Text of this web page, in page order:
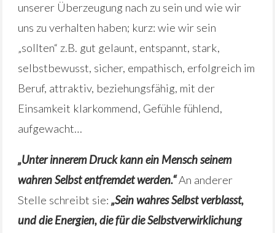
unserer Überzeugung nach zu sein und wie wir
uns zu verhalten haben; kurz: wie wir sein
„sollten“ z.B. gut gelaunt, entspannt, stark,
selbstbewusst, sicher, empathisch, erfolgreich im
Beruf, attraktiv, beziehungsfähig, mit der
Einsamkeit klarkommend, Gefühle fühlend,
aufgewacht…
„Unter innerem Druck kann ein Mensch seinem
wahren Selbst entfremdet werden.“An anderer
Stelle schreibt sie: „Sein wahres Selbst verblasst,
und die Energien, die für die Selbstverwirklichung